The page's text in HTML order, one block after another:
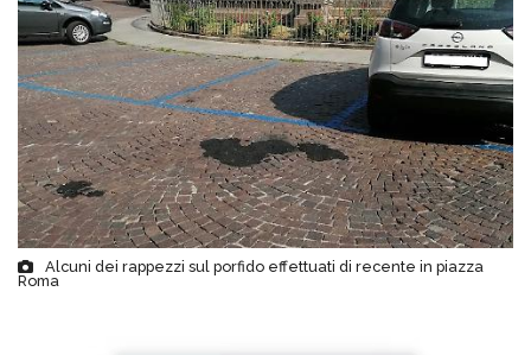
Alcuni dei rappezzi sul porfido effettuati di recente in piazza
Roma